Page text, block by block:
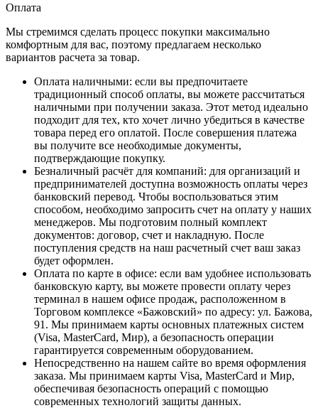
Оплата
Мы стремимся сделать процесс покупки максимально
комфортным для вас, поэтому предлагаем несколько
вариантов расчета за товар.
Оплата наличными: если вы предпочитаете
традиционный способ оплаты, вы можете рассчитаться
наличными при получении заказа. Этот метод идеально
подходит для тех, кто хочет лично убедиться в качестве
товара перед его оплатой. После совершения платежа
вы получите все необходимые документы,
подтверждающие покупку.
Безналичный расчёт для компаний: для организаций и
предпринимателей доступна возможность оплаты через
банковский перевод. Чтобы воспользоваться этим
способом, необходимо запросить счет на оплату у наших
менеджеров. Мы подготовим полный комплект
документов: договор, счет и накладную. После
поступления средств на наш расчетный счет ваш заказ
будет оформлен.
Оплата по карте в офисе: если вам удобнее использовать
банковскую карту, вы можете провести оплату через
терминал в нашем офисе продаж, расположенном в
Торговом комплексе «Бажовский» по адресу: ул. Бажова,
91. Мы принимаем карты основных платежных систем
(Visa, MasterCard, Мир), а безопасность операции
гарантируется современным оборудованием.
Непосредственно на нашем сайте во время оформления
заказа. Мы принимаем карты Visa, MasterCard и Мир,
обеспечивая безопасность операций с помощью
современных технологий защиты данных.